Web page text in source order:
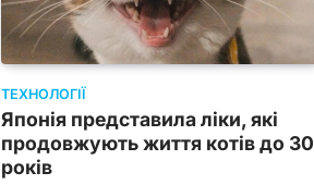
ТЕХНОЛОГІЇ
Японія представила ліки, які
продовжують життя котів до 30
років